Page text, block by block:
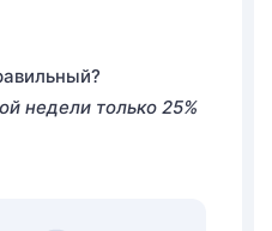
недели только 25%